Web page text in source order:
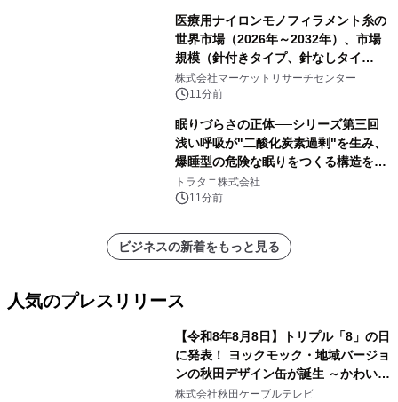
ートを発表
医療用ナイロンモノフィラメント糸の
世界市場（2026年～2032年）、市場
規模（針付きタイプ、針なしタイ
プ）・分析レポートを発表
株式会社マーケットリサーチセンター
11分前
眠りづらさの正体──シリーズ第三回
浅い呼吸が"二酸化炭素過剰"を生み、
爆睡型の危険な眠りをつくる構造を解
説
トラタニ株式会社
11分前
ビジネスの新着をもっと見る
人気のプレスリリース
【令和8年8月8日】トリプル「8」の日
に発表！ ヨックモック・地域バージョ
ンの秋田デザイン缶が誕生 ～かわいい
秋田犬の子犬と秋田の四季と名所を巡
株式会社秋田ケーブルテレビ